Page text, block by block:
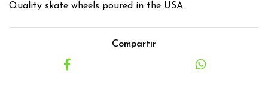
Quality skate wheels poured in the USA.
Compartir